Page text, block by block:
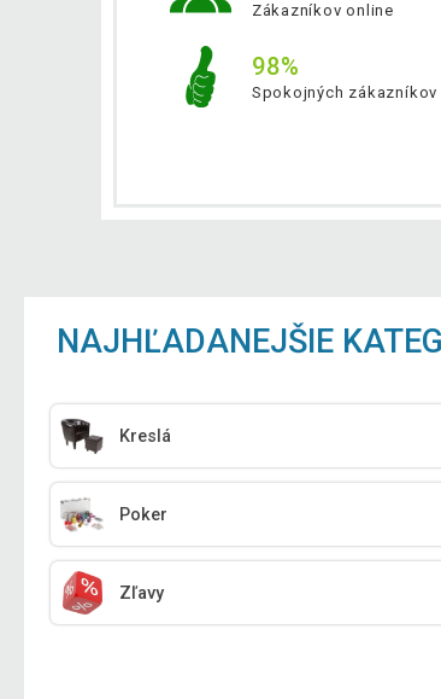
Zákazníkov online
98%
Spokojných zákazníkov
NAJHĽADANEJŠIE
Kreslá
Poker
Zľavy